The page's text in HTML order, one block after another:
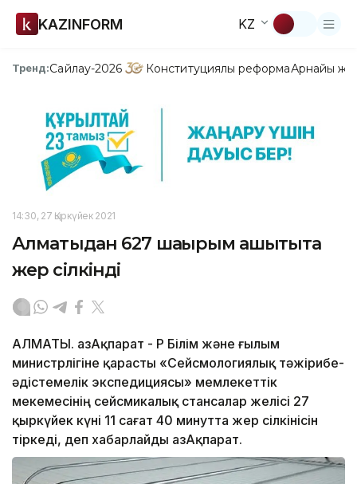
KAZINFORM KZ
Тренд:Сайлау-2026 Конституциялық реформаАрнайы
14:30, 27 Қыркүйек 2021
Алматыдан 627 шақырым қашықтықта
жер сілкінді
АЛМАТЫ. ҚазАқпарат - ҚР Білім және ғылым
министрлігіне қарасты «Сейсмологиялық тәжірибе-
әдістемелік экспедициясы» мемлекеттік
мекемесінің сейсмикалық стансалар желісі 27
қыркүйек күні 11 сағат 40 минутта жер сілкінісін
тіркеді, деп хабарлайды ҚазАқпарат.